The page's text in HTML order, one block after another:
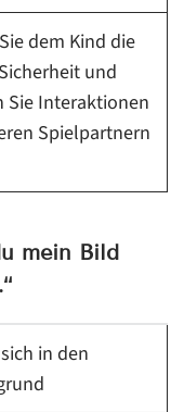
dem Kind die
und
Sie Interaktionen
Spielpartnern
mein Bild
in den